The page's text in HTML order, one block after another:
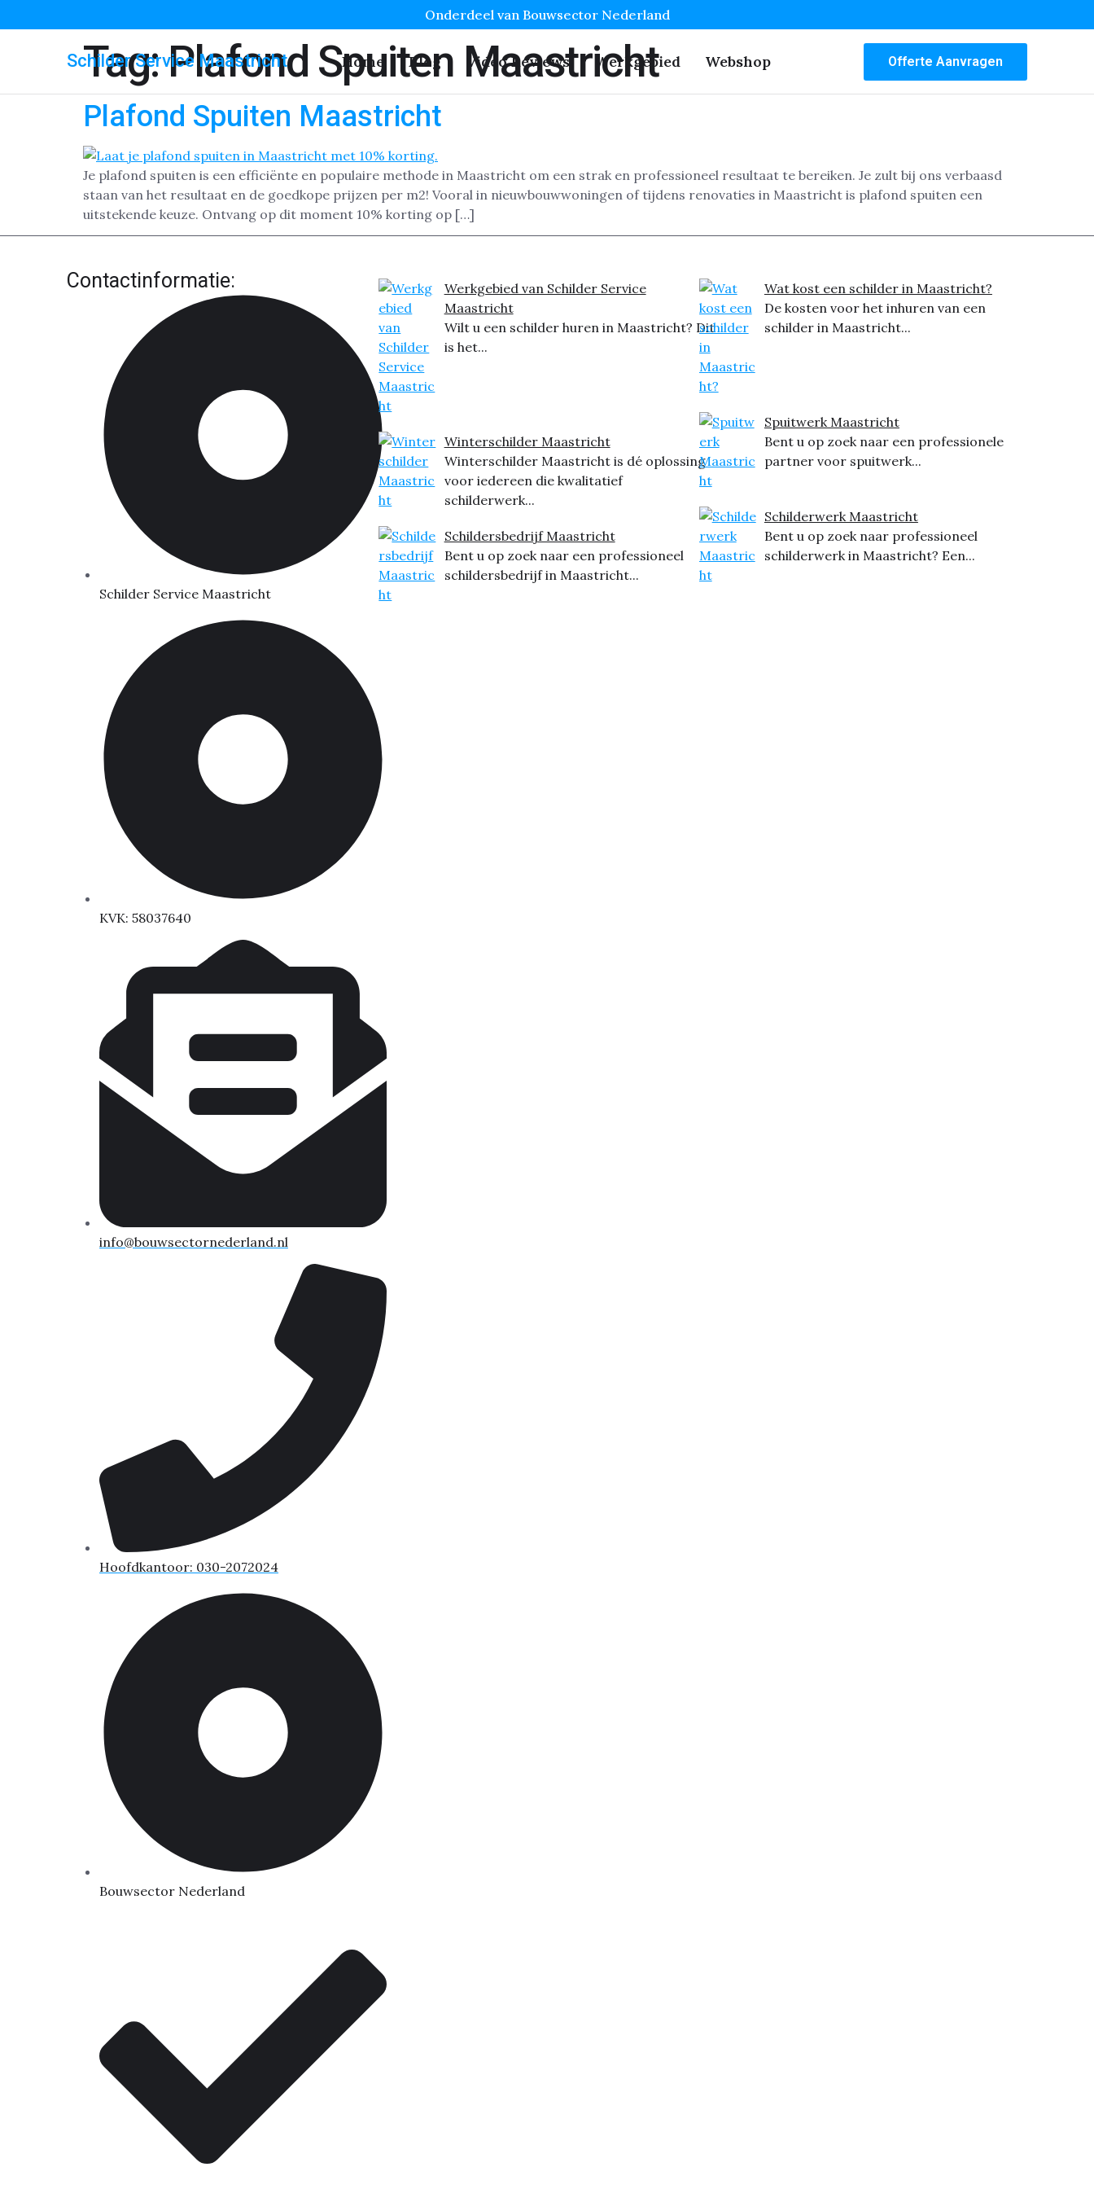
Onderdeel van Bouwsector Nederland
Schilder Service Maastricht Home Blog Video Reviews Werkgebied Webshop Offerte Aanvragen
Tag:Plafond Spuiten Maastricht
Plafond Spuiten Maastricht
Je plafond spuiten is een efficiënte en populaire methode in Maastricht om een strak en professioneel resultaat te bereiken. Je zult bij ons verbaasd
staan van het resultaat en de goedkope prijzen per m2! Vooral in nieuwbouwwoningen of tijdens renovaties in Maastricht is plafond spuiten een
uitstekende keuze. Ontvang op dit moment 10% korting op […]
Contactinformatie:
Schilder Service Maastricht
KVK: 58037640
info@bouwsectornederland.nl
Hoofdkantoor: 030-2072024
Bouwsector Nederland
Werkgebied van Schilder Service
Maastricht
Wilt u een schilder huren in Maastricht? Dit
is het...
Winterschilder Maastricht
Winterschilder Maastricht is dé oplossing
voor iedereen die kwalitatief
schilderwerk...
Schildersbedrijf Maastricht
Bent u op zoek naar een professioneel
schildersbedrijf in Maastricht...
Wat kost een schilder in Maastricht?
De kosten voor het inhuren van een
schilder in Maastricht...
Spuitwerk Maastricht
Bent u op zoek naar een professionele
partner voor spuitwerk...
Schilderwerk Maastricht
Bent u op zoek naar professioneel
schilderwerk in Maastricht? Een...